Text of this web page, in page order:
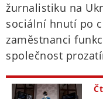
žurnalistiku na
sociální hnutí po
zaměstnanci
společnost